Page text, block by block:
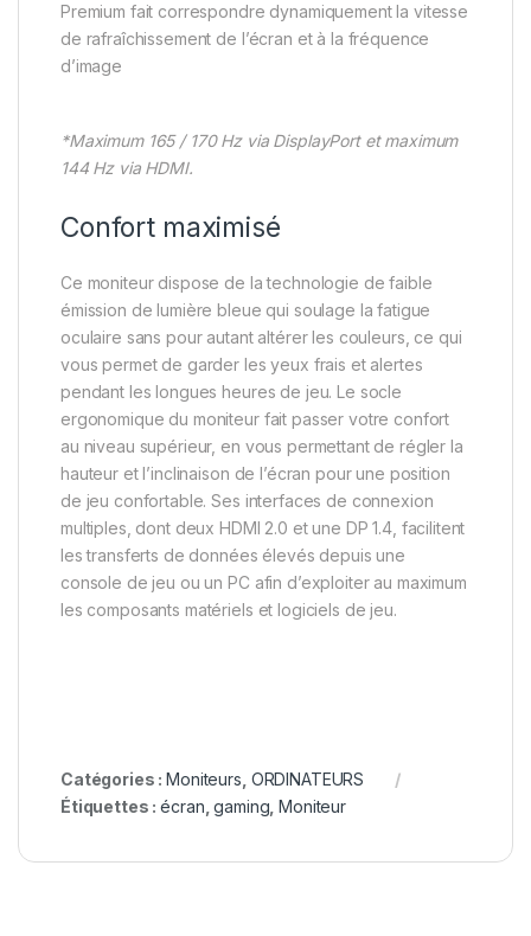
Premium fait correspondre dynamiquement la vitesse
de rafraîchissement de l’écran et à la fréquence
d’image
*Maximum 165 / 170 Hz via DisplayPort et maximum
144 Hz via HDMI.
Confort maximisé
Ce moniteur dispose de la technologie de faible
émission de lumière bleue qui soulage la fatigue
oculaire sans pour autant altérer les couleurs, ce qui
vous permet de garder les yeux frais et alertes
pendant les longues heures de jeu. Le socle
ergonomique du moniteur fait passer votre confort
au niveau supérieur, en vous permettant de régler la
hauteur et l’inclinaison de l’écran pour une position
de jeu confortable. Ses interfaces de connexion
multiples, dont deux HDMI 2.0 et une DP 1.4, facilitent
les transferts de données élevés depuis une
console de jeu ou un PC afin d’exploiter au maximum
les composants matériels et logiciels de jeu.
Catégories :Moniteurs ORDINATEURS
Étiquettes :écran ,gaming ,Moniteur